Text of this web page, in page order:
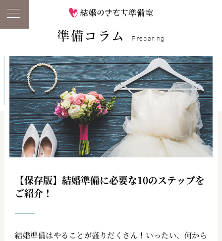
準備コラム Preparing
【保存版】結婚準備に必要な10のステップを
ご紹介！
結婚準備はやることが盛りだくさん！いったい、何から